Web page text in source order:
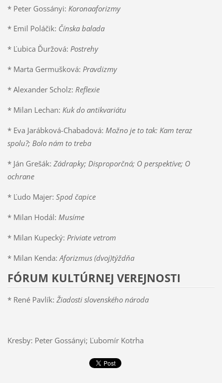
* Peter Gossányi: Koronaaforizmy
* Emil Poláčik: Čínska balada
* Ľubica Ďuržová: Postrehy
* Marta Germušková: Pravdizmy
* Alexander Scholz: Reflexie
* Milan Lechan: Kuk do antikvariátu
* Eva Jarábková-Chabadová: Možno je to tak: Kam teraz
spolu?; Bolo nám to treba
* Ján Grešák: Zádrapky; Disproporčná; O perspektíve; O
ochrane
* Ľudo Majer: Spod čapice
* Milan Hodál: Musíme
* Milan Kupecký: Priviate vetrom
* Milan Kenda: Aforizmus (dvoj)týždňa
FÓRUM KULTÚRNEJ VEREJNOSTI
* René Pavlík: Žiadosti slovenského národa
Kresby: Peter Gossányi; Ľubomír Kotrha